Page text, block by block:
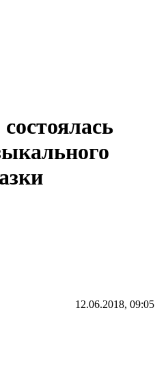
12.06.2018, 09:05